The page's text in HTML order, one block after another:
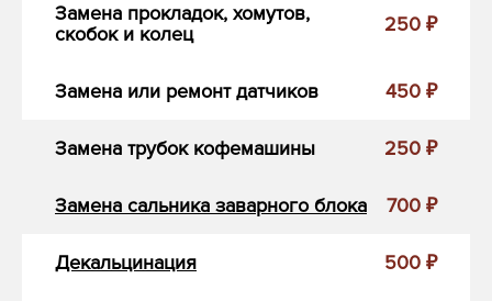
Замена прокладок, хомутов,
скобок и колец
250 ₽
Замена или ремонт датчиков 450 ₽
Замена трубок кофемашины 250 ₽
Замена сальника заварного блока 700 ₽
Декальцинация 500 ₽